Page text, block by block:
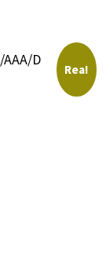
Rea!